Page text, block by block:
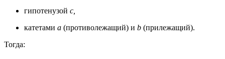
гипотенузой c,
катетами a (противолежащий) и b (прилежащий).
Тогда: